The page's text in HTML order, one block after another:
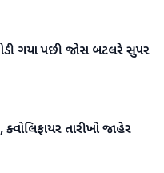
ગયા પછી જોસ બટલરે સુપર
તારીખો જાહેર